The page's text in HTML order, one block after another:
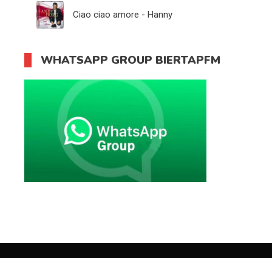
Ciao ciao amore - Hanny
WHATSAPP GROUP BIERTAPFM